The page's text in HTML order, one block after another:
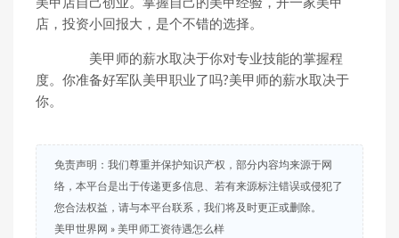
美甲店自己创业。掌握自己的美甲经验，开一家美甲
店，投资小回报大，是个不错的选择。
美甲师的薪水取决于你对专业技能的掌握程
度。你准备好军队美甲职业了吗?美甲师的薪水取决于
你。
免责声明：我们尊重并保护知识产权，部分内容均来源于网
络，本平台是出于传递更多信息、若有来源标注错误或侵犯了
您合法权益，请与本平台联系，我们将及时更正或删除。
美甲世界网 » 美甲师工资待遇怎么样